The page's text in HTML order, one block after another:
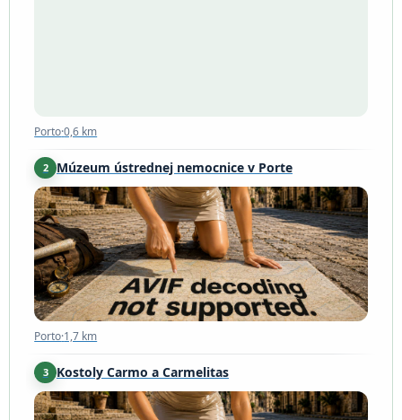
Porto·0,6 km
2 Múzeum ústrednej nemocnice v Porte
Porto·1,7 km
Porto·1,7 km
3 Kostoly Carmo a Carmelitas
Vitória·1,9 km